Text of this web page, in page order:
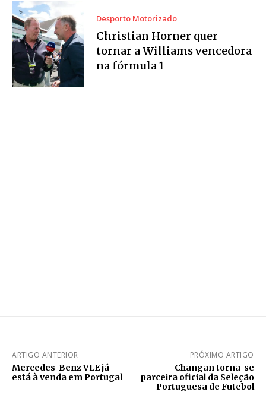
Desporto Motorizado
Christian Horner quer
tornar a Williams vencedora
na fórmula 1
ARTIGO ANTERIOR
Mercedes-Benz VLE já
está à venda em Portugal
PRÓXIMO ARTIGO
Changan torna-se
parceira oficial da Seleção
Portuguesa de Futebol